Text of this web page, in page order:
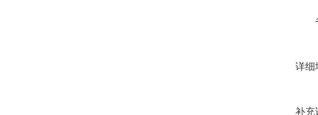
详细
补充